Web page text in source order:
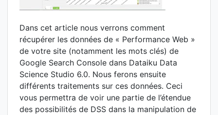
Dans cet article nous verrons comment
récupérer les données de « Performance Web »
de votre site (notamment les mots clés) de
Google Search Console dans Dataiku Data
Science Studio 6.0. Nous ferons ensuite
différents traitements sur ces données. Ceci
vous permettra de voir une partie de l’étendue
des possibilités de DSS dans la manipulation de